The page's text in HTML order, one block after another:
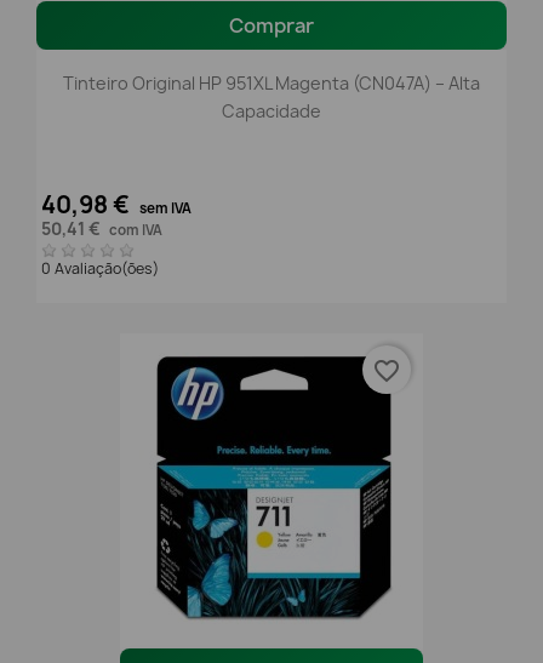
Comprar
Tinteiro Original HP 951XL Magenta (CN047A) – Alta
Capacidade
40,98 € sem IVA
50,41 € com IVA
0 Avaliação(ões)
favorite_border